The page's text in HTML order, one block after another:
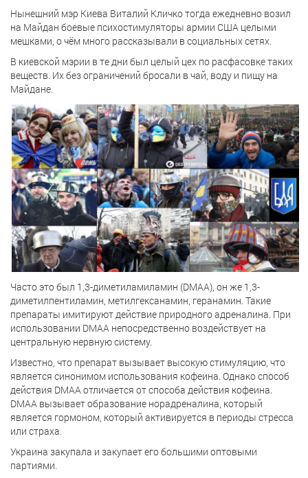
Нынешний мэр Киева Виталий Кличко тогда ежедневно возил
на Майдан боевые психостимуляторы армии США целыми
мешками, о чём много рассказывали в социальных сетях.
В киевской мэрии в те дни был целый цех по расфасовке таких
веществ. Их без ограничений бросали в чай, воду и пищу на
Майдане.
Часто это был 1,3-диметиламиламин (DMAA), он же 1,3-
диметилпентиламин, метилгексанамин, геранамин. Такие
препараты имитируют действие природного адреналина. При
использовании DMAA непосредственно воздействует на
центральную нервную систему.
Известно, что препарат вызывает высокую стимуляцию, что
является синонимом использования кофеина. Однако способ
действия DMAA отличается от способа действия кофеина.
DMAA вызывает образование норадреналина, который
является гормоном, который активируется в периоды стресса
или страха.
Украина закупала и закупает его большими оптовыми
партиями.